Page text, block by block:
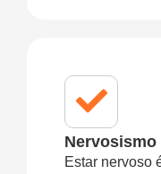
Nervosismo
Estar nervoso